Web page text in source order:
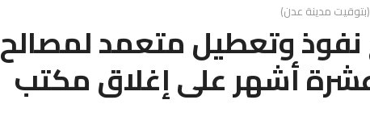
وتعطيل متعمد لمصالح
أشهر على إغلاق مكتب